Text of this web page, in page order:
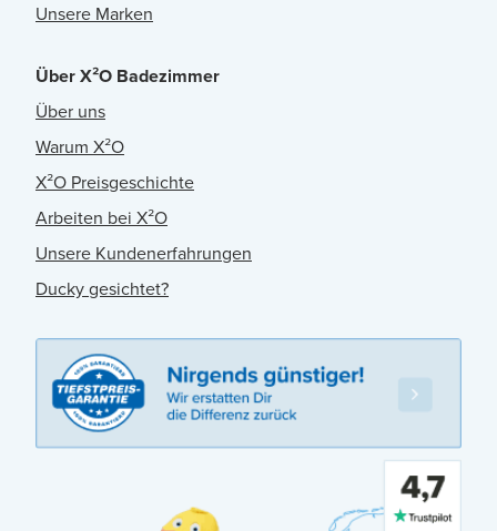
Unsere Marken
Über X²O Badezimmer
Über uns
Warum X²O
X²O Preisgeschichte
Arbeiten bei X²O
Unsere Kundenerfahrungen
Ducky gesichtet?